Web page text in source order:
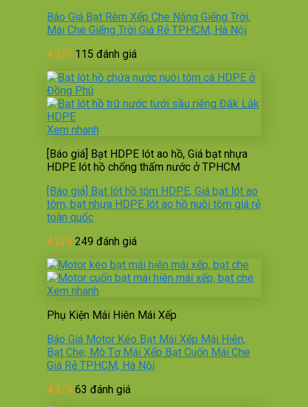
Báo Giá Bạt Rèm Xếp Che Nắng Giếng Trời,
Mái Che Giếng Trời Giá Rẻ TPHCM, Hà Nội
4.2/5 115 đánh giá
Xem nhanh
[Báo giá] Bạt HDPE lót ao hồ, Giá bạt nhựa
HDPE lót hồ chống thấm nước ở TPHCM
[Báo giá] Bạt lót hồ tôm HDPE, Giá bạt lót ao
tôm, bạt nhựa HDPE lót ao hồ nuôi tôm giá rẻ
toàn quốc
4.2/5 249 đánh giá
Xem nhanh
Phụ Kiện Mái Hiên Mái Xếp
Báo Giá Motor Kéo Bạt Mái Xếp Mái Hiên,
Bạt Che, Mô Tơ Mái Xếp Bạt Cuốn Mái Che
Giá Rẻ TPHCM, Hà Nội
4.2/5 63 đánh giá